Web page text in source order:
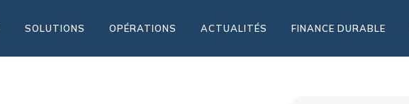
SOLUTIONS OPÉRATIONS ACTUALITÉS FINANCE DURABLE